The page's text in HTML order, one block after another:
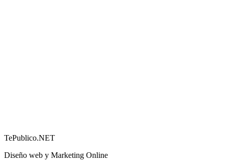
→
TePublico.NET
Diseño web y Marketing Online